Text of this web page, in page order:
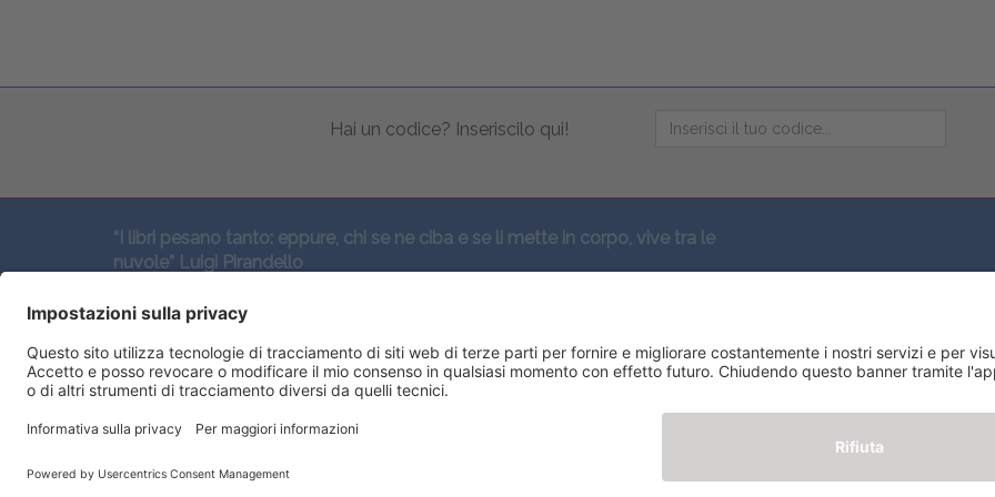
Hai un codice? Inseriscilo qui!
“I libri pesano tanto: eppure, chi se ne ciba e se li mette in corpo, vive tra le
nuvole” Luigi Pirandello
SEGUICI QUI: